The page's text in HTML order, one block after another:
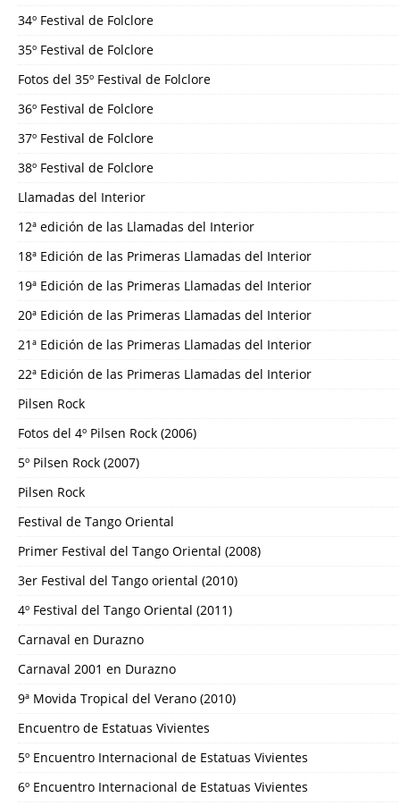
34º Festival de Folclore
35º Festival de Folclore
Fotos del 35º Festival de Folclore
36º Festival de Folclore
37º Festival de Folclore
38º Festival de Folclore
Llamadas del Interior
12ª edición de las Llamadas del Interior
18ª Edición de las Primeras Llamadas del Interior
19ª Edición de las Primeras Llamadas del Interior
20ª Edición de las Primeras Llamadas del Interior
21ª Edición de las Primeras Llamadas del Interior
22ª Edición de las Primeras Llamadas del Interior
Pilsen Rock
Fotos del 4º Pilsen Rock (2006)
5º Pilsen Rock (2007)
Pilsen Rock
Festival de Tango Oriental
Primer Festival del Tango Oriental (2008)
3er Festival del Tango oriental (2010)
4º Festival del Tango Oriental (2011)
Carnaval en Durazno
Carnaval 2001 en Durazno
9ª Movida Tropical del Verano (2010)
Encuentro de Estatuas Vivientes
5º Encuentro Internacional de Estatuas Vivientes
6º Encuentro Internacional de Estatuas Vivientes